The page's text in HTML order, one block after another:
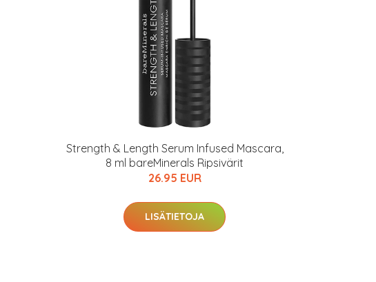
Strength & Length Serum Infused Mascara,
8 ml bareMinerals Ripsivärit
26.95 EUR
LISÄTIETOJA